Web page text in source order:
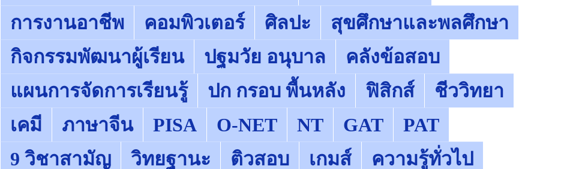
การงานอาชีพ
คอมพิวเตอร์ ศิลปะ
สุขศึกษาและพลศึกษา
กิจกรรมพัฒนาผู้เรียน
ปฐมวัย อนุบาล
คลังข้อสอบ
แผนการจัดการเรียนรู้
ปก กรอบ พื้นหลัง ฟิสิกส์
ชีววิทยา
เคมี
ภาษาจีน PISA O-NET NT GAT
PAT
9 วิชาสามัญ
วิทยฐานะ ติวสอบ เกมส์
ความรู้ทั่วไป